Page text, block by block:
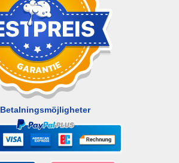
Betalningsmöjligheter